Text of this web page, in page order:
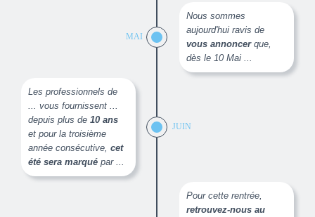
MAI
Nous sommes
aujourd'hui ravis de
vous annoncerque,
dès le 10 Mai ...
Les professionnels de
... vous fournissent ...
depuis plus de10 ans
et pour la troisième
année consécutive,cet
été sera marqué par ...
JUIN
Pour cette rentrée,
retrouvez-nous au